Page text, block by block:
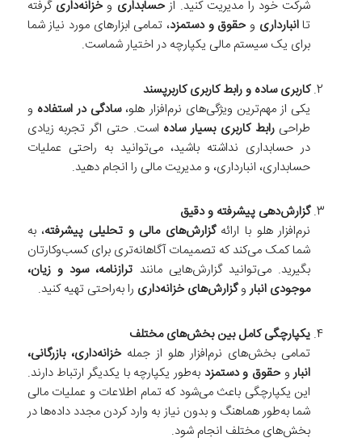
شرکت خود را مدیریت کنید. ازحسابداری وخزانه‌داری گرفته
تاانبارداری وحقوق و دستمزد، تمامی ابزارهای مورد نیاز شما
برای یک سیستم مالی یکپارچه در اختیار شماست.
کاربری ساده و رابط کاربری کاربرپسند
یکی از مهم‌ترین ویژگی‌های نرم‌افزار هلو،سادگی در استفاده و
طراحیرابط کاربری بسیار ساده است. حتی اگر تجربه زیادی
در حسابداری نداشته باشید، می‌توانید به راحتی عملیات
حسابداری، انبارداری، و مدیریت مالی را انجام دهید.
گزارش‌دهی پیشرفته و دقیق
نرم‌افزار هلو با ارائهگزارش‌های مالی و تحلیلی پیشرفته، به
شما کمک می‌کند که تصمیمات آگاهانه‌تری برای کسب‌وکارتان
بگیرید. می‌توانید گزارش‌هایی مانند ترازنامه، سود و زیان،
موجودی انباروگزارش‌های خزانه‌داری را به‌راحتی تهیه کنید.
یکپارچگی کامل بین بخش‌های مختلف
تمامی بخش‌های نرم‌افزار هلو از جملهخزانه‌داری، بازرگانی،
انباروحقوق و دستمزد به‌طور یکپارچه با یکدیگر ارتباط دارند.
این یکپارچگی باعث می‌شود که تمام اطلاعات و عملیات مالی
شما به‌طور هماهنگ و بدون نیاز به وارد کردن مجدد داده‌ها در
بخش‌های مختلف انجام شود.